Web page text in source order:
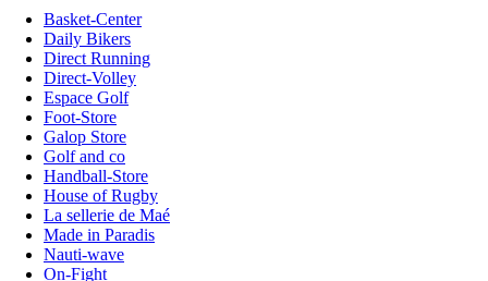
Basket-Center
Daily Bikers
Direct Running
Direct-Volley
Espace Golf
Foot-Store
Galop Store
Golf and co
Handball-Store
House of Rugby
La sellerie de Maé
Made in Paradis
Nauti-wave
On-Fight